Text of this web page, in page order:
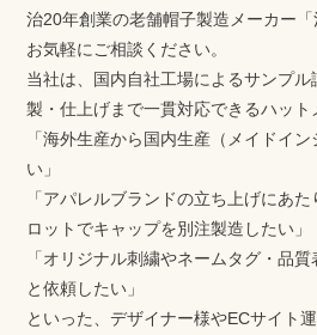
治20年創業の老舗帽子製造メーカー
お気軽にご相談ください。
当社は、国内自社工場によるサンプ
製・仕上げまで一貫対応できるハット
「海外生産から国内生産（メイドイ
い」
「アパレルブランドの立ち上げにあ
ロットでキャップを別注製造したい」
「オリジナル刺繍やネームタグ・品
と依頼したい」
といった、デザイナー様やECサイト